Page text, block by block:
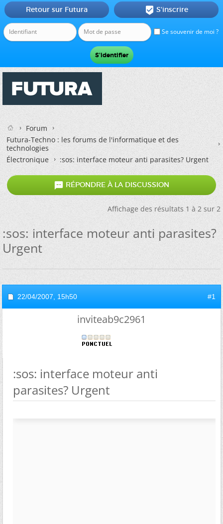
Se souvenir de moi ?
Retour sur Futura  S'inscrire
Forum
Futura-Techno : les forums de l'informatique et des
technologies
Électronique
:sos: interface moteur anti parasites? Urgent
 RÉPONDRE À LA DISCUSSION
Affichage des résultats 1 à 2 sur 2
:sos: interface moteur anti parasites?
Urgent
22/04/2007, 15h50 #1
inviteab9c2961
:sos: interface moteur anti
parasites? Urgent